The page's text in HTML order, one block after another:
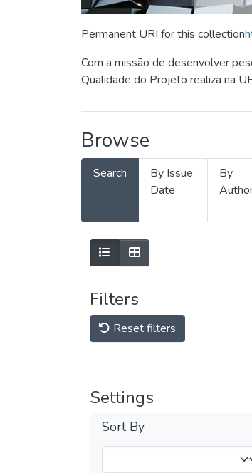
Permanent URI for this collection
Com a missão de desenvolver
Qualidade do Projeto realiza na
Browse
Search
By Issue
Date
By
Filters
Reset filters
Settings
Sort By